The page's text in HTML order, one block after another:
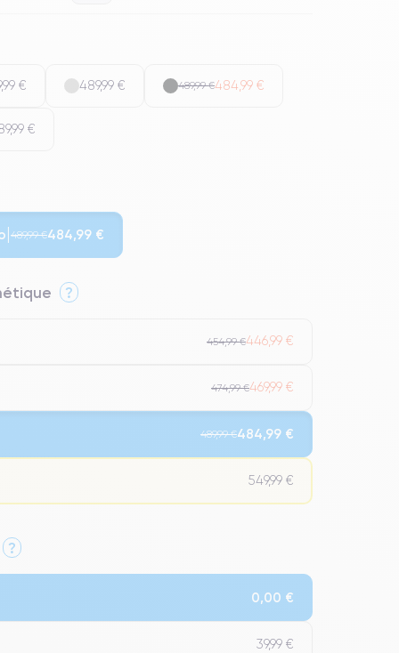
€ 489,99 € 489,99 €484,99 €
€
489,99 €484,99 €
?
454,99 €446,99 €
474,99 €469,99 €
489,99 €484,99 €
549,99 €
?
0,00 €
39,99 €